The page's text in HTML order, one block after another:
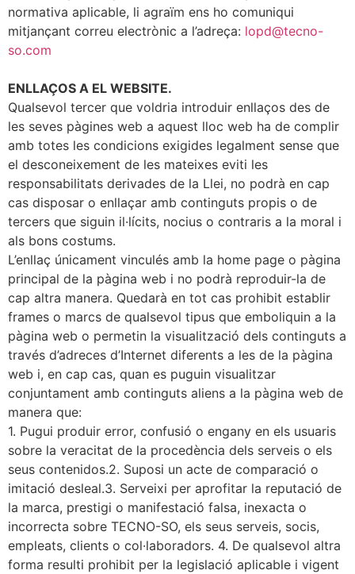
normativa aplicable, li agraïm ens ho comuniqui
mitjançant correu electrònic a l’adreça: lopd@tecno-
so.com
ENLLAÇOS A EL WEBSITE.
Qualsevol tercer que voldria introduir enllaços des de
les seves pàgines web a aquest lloc web ha de complir
amb totes les condicions exigides legalment sense que
el desconeixement de les mateixes eviti les
responsabilitats derivades de la Llei, no podrà en cap
cas disposar o enllaçar amb continguts propis o de
tercers que siguin il·lícits, nocius o contraris a la moral i
als bons costums.
L’enllaç únicament vinculés amb la home page o pàgina
principal de la pàgina web i no podrà reproduir-la de
cap altra manera. Quedarà en tot cas prohibit establir
frames o marcs de qualsevol tipus que emboliquin a la
pàgina web o permetin la visualització dels continguts a
través d’adreces d’Internet diferents a les de la pàgina
web i, en cap cas, quan es puguin visualitzar
conjuntament amb continguts aliens a la pàgina web de
manera que:
1. Pugui produir error, confusió o engany en els usuaris
sobre la veracitat de la procedència dels serveis o els
seus contenidos.2. Suposi un acte de comparació o
imitació desleal.3. Serveixi per aprofitar la reputació de
la marca, prestigi o manifestació falsa, inexacta o
incorrecta sobre TECNO-SO, els seus serveis, socis,
empleats, clients o col·laboradors. 4. De qualsevol altra
forma resulti prohibit per la legislació aplicable i vigent